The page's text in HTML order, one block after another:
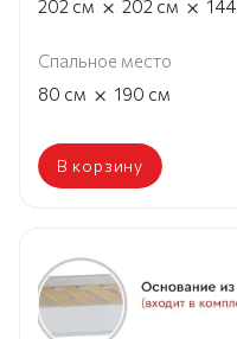
202 см × 202 см × 144
Спальное место
80 см × 190 см
В корзину